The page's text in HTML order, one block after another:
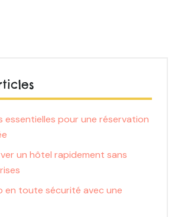
essentielles pour une réservation
un hôtel rapidement sans
en toute sécurité avec une